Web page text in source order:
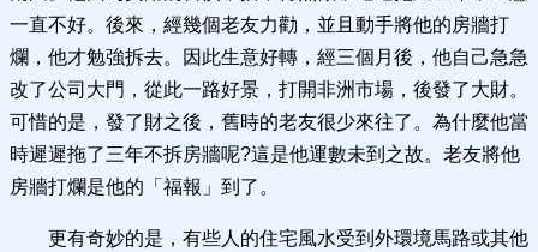
一直不好。後來，經幾個老友力勸，並且動手將他的房牆打
爛，他才勉強拆去。因此生意好轉，經三個月後，他自己急急
改了公司大門，從此一路好景，打開非洲市場，後發了大財。
可惜的是，發了財之後，舊時的老友很少來往了。為什麼他當
時遲遲拖了三年不拆房牆呢?這是他運數未到之故。老友將他
房牆打爛是他的「福報」到了。
更有奇妙的是，有些人的住宅風水受到外環境馬路或其他